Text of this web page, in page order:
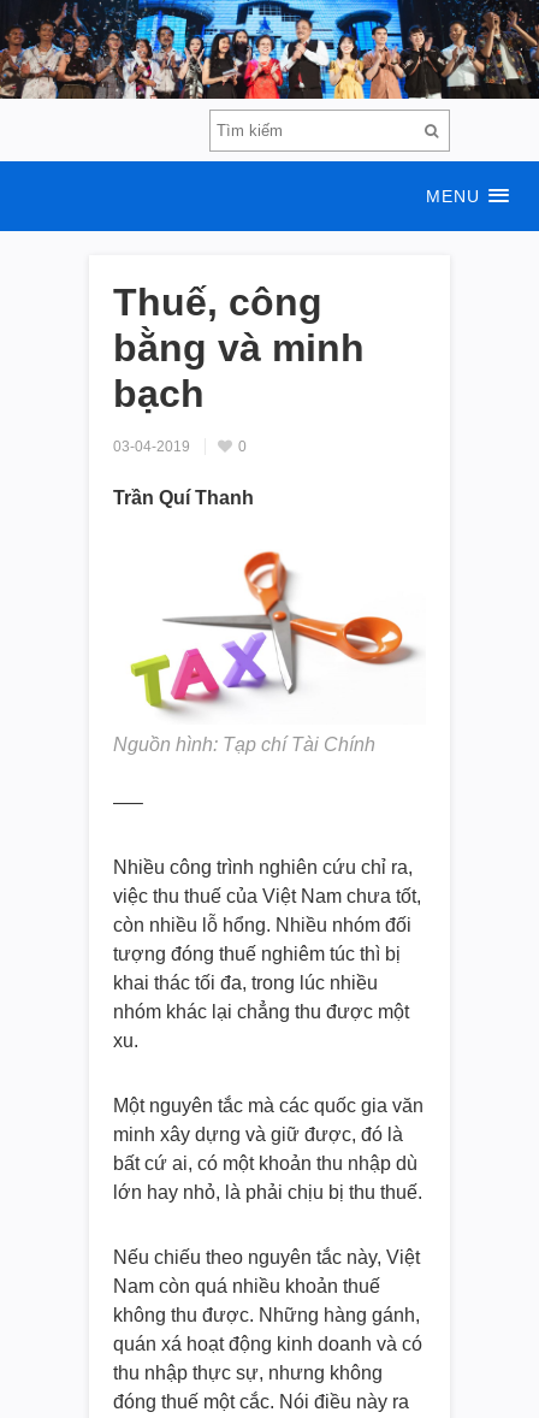
MENU
Thuế, công
bằng và minh
bạch
03-04-2019 0
Trần Quí Thanh
Nguồn hình: Tạp chí Tài Chính
—–
Nhiều công trình nghiên cứu chỉ ra,
việc thu thuế của Việt Nam chưa tốt,
còn nhiều lỗ hổng. Nhiều nhóm đối
tượng đóng thuế nghiêm túc thì bị
khai thác tối đa, trong lúc nhiều
nhóm khác lại chẳng thu được một
xu.
Một nguyên tắc mà các quốc gia văn
minh xây dựng và giữ được, đó là
bất cứ ai, có một khoản thu nhập dù
lớn hay nhỏ, là phải chịu bị thu thuế.
Nếu chiếu theo nguyên tắc này, Việt
Nam còn quá nhiều khoản thuế
không thu được. Những hàng gánh,
quán xá hoạt động kinh doanh và có
thu nhập thực sự, nhưng không
đóng thuế một cắc. Nói điều này ra